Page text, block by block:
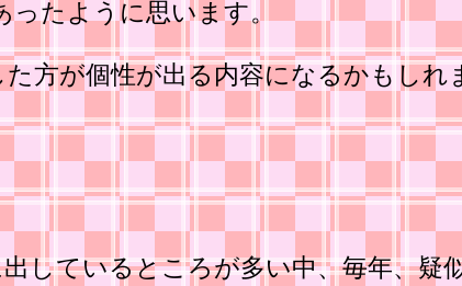
たように思います。
方が個性が出る内容になるかもしれ
しているところが多い中、毎年、疑